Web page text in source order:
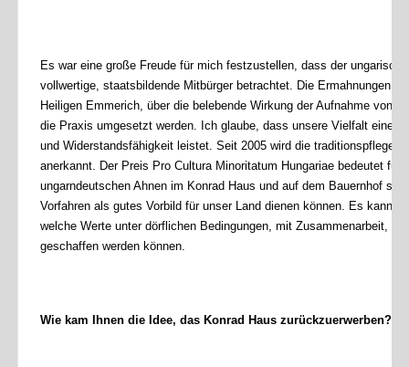
Es war eine große Freude für mich festzustellen, dass der
vollwertige, staatsbildende Mitbürger betrachtet. Die Ermahnungen
Heiligen Emmerich, über die belebende Wirkung der Aufnahme von
die Praxis umgesetzt werden. Ich glaube, dass unsere Vielfalt
und Widerstandsfähigkeit leistet. Seit 2005 wird die
anerkannt. Der Preis Pro Cultura Minoritatum Hungariae bedeutet
ungarndeutschen Ahnen im Konrad Haus und auf dem Bauernhof
Vorfahren als gutes Vorbild für unser Land dienen können. Es kann
welche Werte unter dörflichen Bedingungen, mit Zusammenarbeit,
geschaffen werden können.
Wie kam Ihnen die Idee, das Konrad Haus zurückzuerwerben?